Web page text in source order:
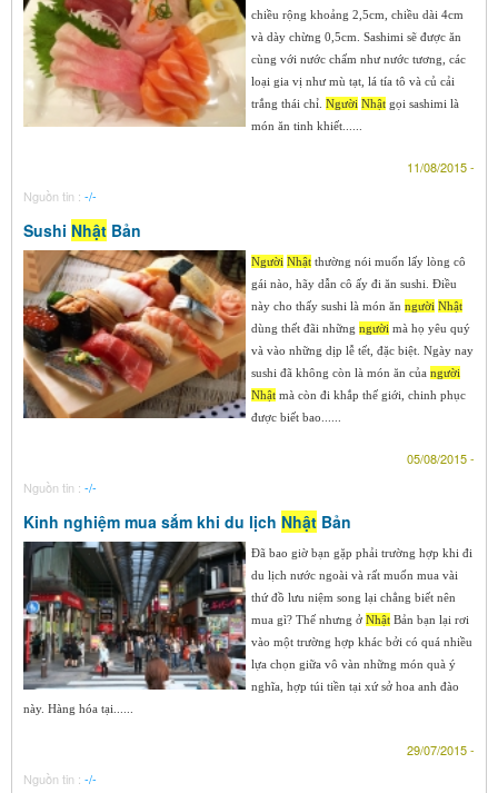
chiều rộng khoảng 2,5cm, chiều dài 4cm
và dày chừng 0,5cm. Sashimi sẽ được ăn
cùng với nước chấm như nước tương, các
loại gia vị như mù tạt, lá tía tô và củ cải
trắng thái chỉ. Người Nhật gọi sashimi là
món ăn tinh khiết......
11/08/2015 -
Nguồn tin : -/-
Sushi Nhật Bản
Người Nhật thường nói muốn lấy lòng cô
gái nào, hãy dẫn cô ấy đi ăn sushi. Điều
này cho thấy sushi là món ăn người Nhật
dùng thết đãi những người mà họ yêu quý
và vào những dịp lễ tết, đặc biệt. Ngày nay
sushi đã không còn là món ăn của người
Nhật mà còn đi khắp thế giới, chinh phục
được biết bao......
05/08/2015 -
Nguồn tin : -/-
Kinh nghiệm mua sắm khi du lịch Nhật Bản
Đã bao giờ bạn gặp phải trường hợp khi đi
du lịch nước ngoài và rất muốn mua vài
thứ đồ lưu niệm song lại chẳng biết nên
mua gì? Thế nhưng ở Nhật Bản bạn lại rơi
vào một trường hợp khác bởi có quá nhiều
lựa chọn giữa vô vàn những món quà ý
nghĩa, hợp túi tiền tại xứ sở hoa anh đào
này. Hàng hóa tại......
29/07/2015 -
Nguồn tin : -/-